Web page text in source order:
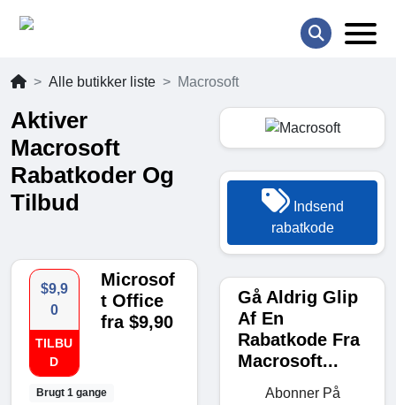
Alle butikker liste Macrosoft
Aktiver
Macrosoft
Rabatkoder Og
Tilbud
$9,9
0
TILBU
D
Brugt 1 gange
Microsof
t Office
fra $9,90
Indsend
rabatkode
Gå Aldrig Glip
Af En
Rabatkode Fra
Macrosoft...
Abonner På